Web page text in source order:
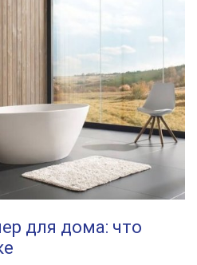
для дома: что